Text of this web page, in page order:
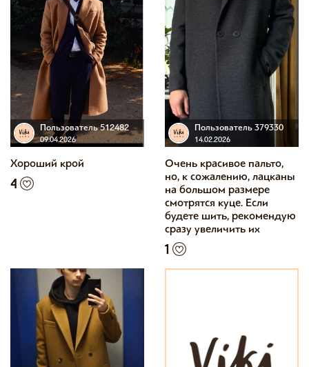
Пользователь 512482
09.04.2026
Хороший крой
4
Пользователь 379330
14.02.2026
Очень красивое пальто,
но, к сожалению, лацканы
на большом размере
смотрятся куце. Если
будете шить, рекомендую
сразу увеличить их
1